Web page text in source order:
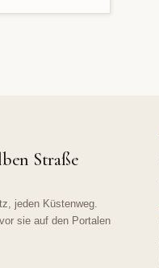
Straße
jeden Küstenweg.
sie auf den Portalen